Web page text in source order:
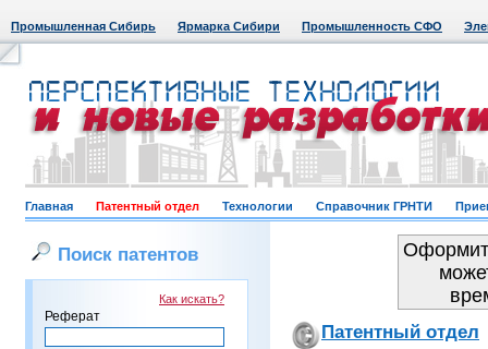
Промышленная Сибирь Ярмарка Сибири Промышленность СФО
Главная Патентный отдел Технологии Справочник ГРНТИ
Поиск патентов
Как искать?
Реферат
Патентный отдел